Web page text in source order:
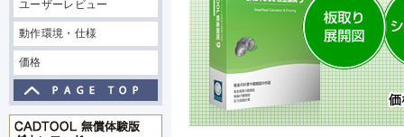
ユーザーレビュー
動作環境・仕様
価格